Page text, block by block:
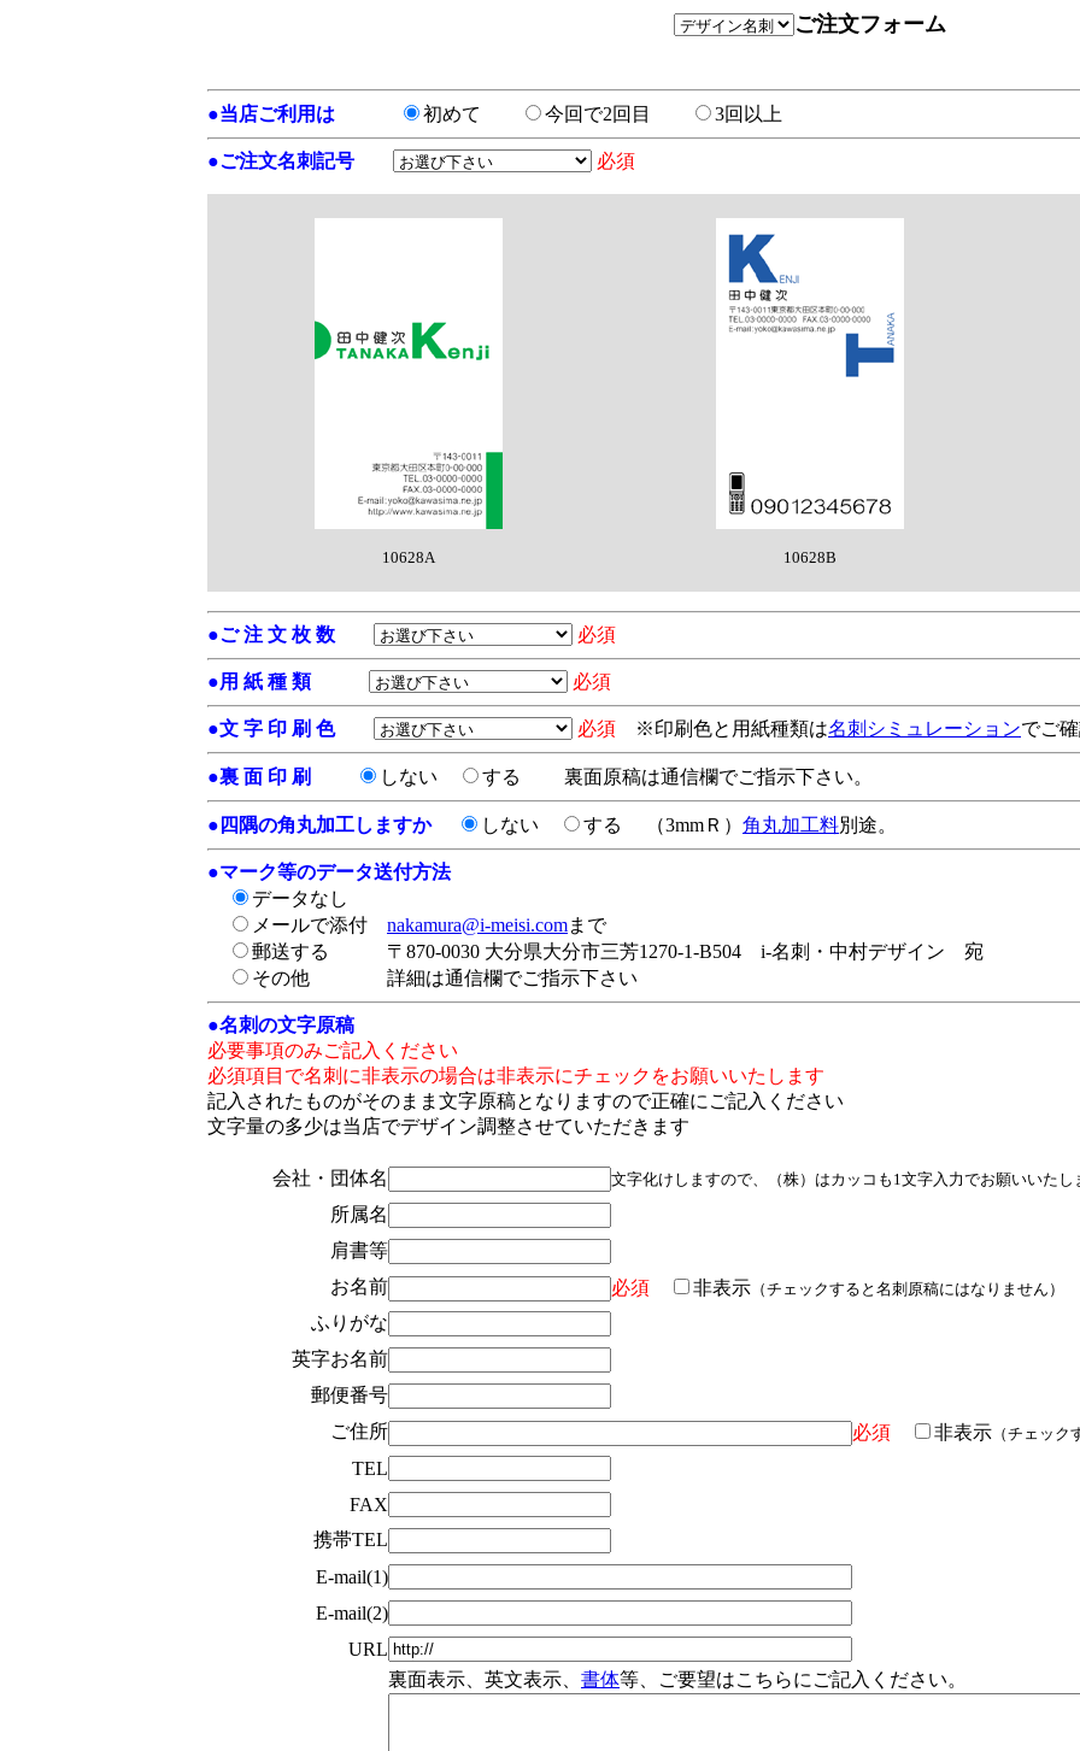
ご注文フォーム
●当店ご利用は 初めて 今回で2回目 3回以上
●ご注文名刺記号 必須
10628A 10628B
●ご 注 文 枚 数 必須
●用 紙 種 類 必須
●文 字 印 刷 色 必須 ※印刷色と用紙種類は名刺シミュレーションでご
●裏 面 印 刷 しない する 裏面原稿は通信欄でご指示下さい。
● 四隅の角丸加工しますか しない する （3mmＲ） 角丸加工料別途。
●マーク等のデータ送付方法
データなし
メールで添付 nakamura@i-meisi.comまで
郵送する 〒870-0030 大分県大分市三芳1270-1-B504 i-名刺・中村デザイン 宛
その他 詳細は通信欄でご指示下さい
●名刺の文字原稿
必要事項のみご記入ください
必須項目で名刺に非表示の場合は非表示にチェックをお願いいたします
記入されたものがそのまま文字原稿となりますので正確にご記入ください
文字量の多少は当店でデザイン調整させていただきます
会社・団体名 文字化けしますので、（株）はカッコも1文字入力でお願いいたし
所属名
肩書等
お名前
必須 非表示 （チェックすると名刺原稿にはなりません）
ふりがな
英字お名前
郵便番号
ご住所
必須 非表示 （チェッ
TEL
FAX
携帯TEL
E-mail(1)
E-mail(2)
URL
裏面表示、英文表示、 書体等、ご要望はこちらにご記入ください。